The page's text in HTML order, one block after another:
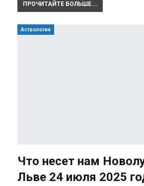
ПРОЧИТАЙТЕ БОЛЬШЕ...
Астрология
Что несет нам
Льве 24 июля 2025